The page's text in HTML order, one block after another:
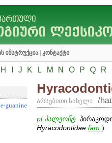
ინსტრუქცია კონტაქტი
H J K L M N O P Q R
guanine
არსებითი სახელი /
pl პალეონტ.
Hyracodontidae fam ).